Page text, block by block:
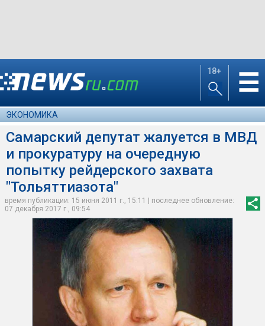
18+ ☰
ЭКОНОМИКА
Самарский депутат жалуется в МВД
и прокуратуру на очередную
попытку рейдерского захвата
"Тольяттиазота"
время публикации: 15 июня 2011 г., 15:11 | последнее обновление:
07 декабря 2017 г., 09:54